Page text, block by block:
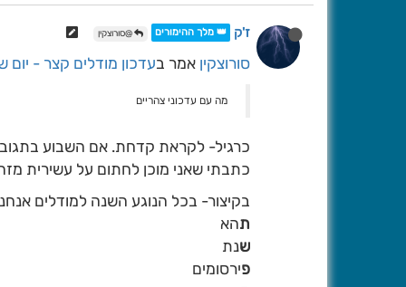
ז'ק 👑 מלך ההימורים @סורוצקין
סורוצקין אמר בעדכון מודלים קצר - יום
מה עם עדכוני צהריים
כתבתי שאני מוכן לחתום על עשירית
בקיצור- בכל הנוגע השנה למודלים
תהא
שנת
פירסומים